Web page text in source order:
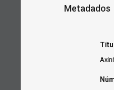
Metadados